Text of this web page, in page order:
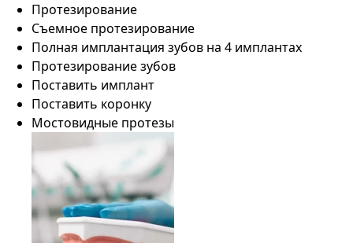
Протезирование
Съемное протезирование
Полная имплантация зубов на 4 имплантах
Протезирование зубов
Поставить имплант
Поставить коронку
Мостовидные протезы